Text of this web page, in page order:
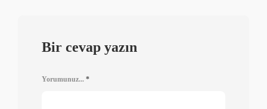
Bir cevap yazın
Yorumunuz... *